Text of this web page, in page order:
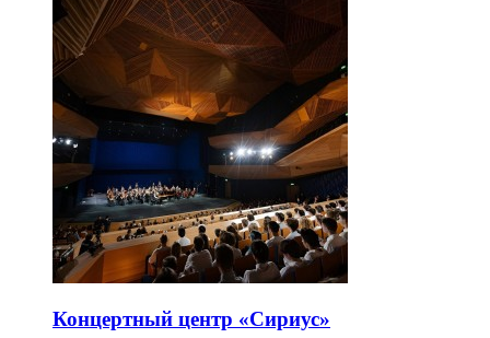
Концертный центр «Сириус»